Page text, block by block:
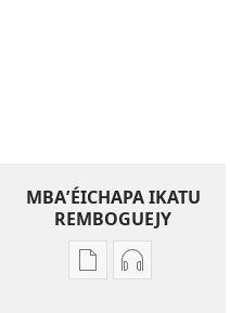
MBAʼÉICHAPA IKATU
REMBOGUEJY
RemboguejyRemboguejy